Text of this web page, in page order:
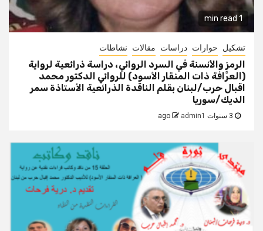
1 min read
تشكيل حوارات دراسات مقالات نشاطات
الرمز والأنسنة في السرد الروائي، دراسة ذرائعية لرواية
(العرَّافة ذات المنقار الأسود) للروائي الدكتور محمد
اقبال حرب/لبنان بقلم الناقدة الذرائعية الأستاذة سمر
الديك/سوريا
admin1